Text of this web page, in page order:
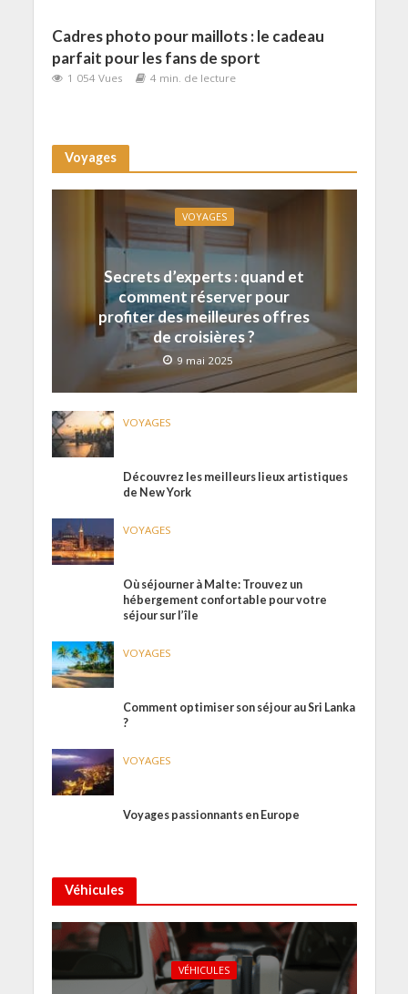
Cadres photo pour maillots : le cadeau
parfait pour les fans de sport
1 054 Vues 4 min. de lecture
Voyages
VOYAGES
Secrets d’experts : quand et
comment réserver pour
profiter des meilleures offres
de croisières ?
9 mai 2025
VOYAGES
Découvrez les meilleurs lieux artistiques
de New York
VOYAGES
Où séjourner à Malte: Trouvez un
hébergement confortable pour votre
séjour sur l’île
VOYAGES
Comment optimiser son séjour au Sri Lanka
?
VOYAGES
Voyages passionnants en Europe
Véhicules
VÉHICULES